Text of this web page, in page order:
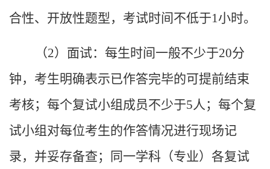
合性、开放性题型，考试时间不低于1小时。
（2）面试：每生时间一般不少于20分
钟，考生明确表示已作答完毕的可提前结束
考核；每个复试小组成员不少于5人；每个复
试小组对每位考生的作答情况进行现场记
录，并妥存备查；同一学科（专业）各复试